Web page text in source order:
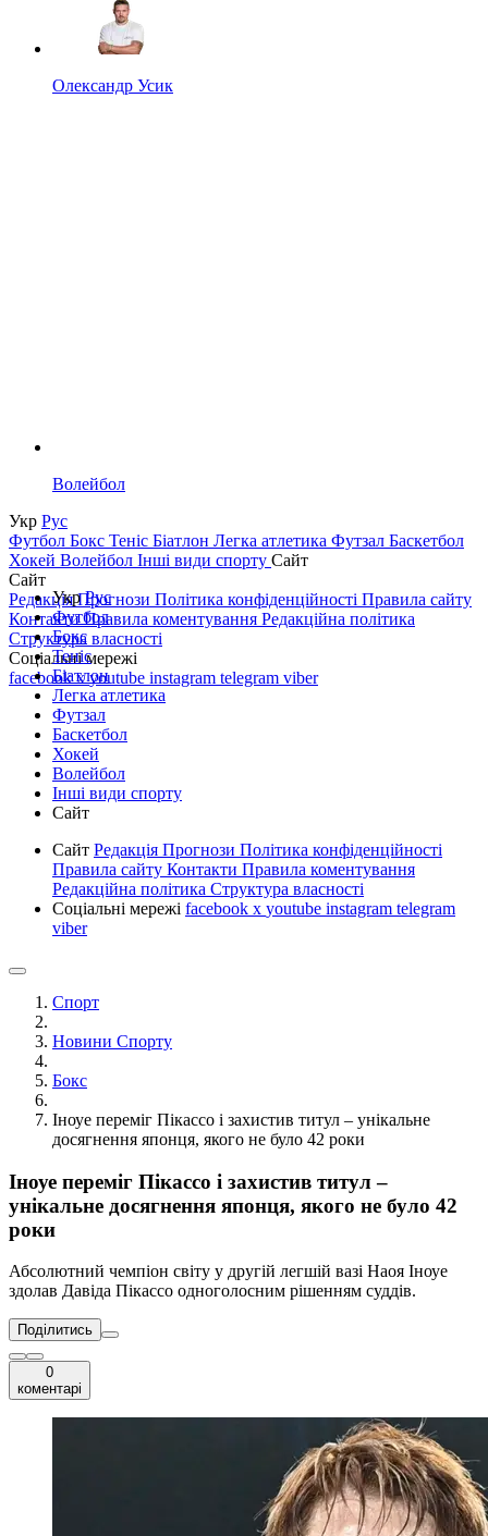
Олександр Усик
Волейбол
Укр Рус
Футбол Бокс Теніс Біатлон Легка атлетика Футзал Баскетбол
Хокей Волейбол Інші види спорту Сайт
Сайт
РедакціяПрогнози Політика конфіденційності Правила сайту
КонтактиПравила коментування Редакційна політика
Структура власності
Соціальні мережі
facebookxyoutube instagram telegram viber
УкрРус
Футбол
Бокс
Теніс
Біатлон
Легка атлетика
Футзал
Баскетбол
Хокей
Волейбол
Інші види спорту
Сайт
Сайт Редакція Прогнози Політика конфіденційності
Правила сайту Контакти Правила коментування
Редакційна політика Структура власності
Соціальні мережі facebook x youtube instagram telegram
viber
Спорт
Новини Спорту
Бокс
Іноуе переміг Пікассо і захистив титул – унікальне
досягнення японця, якого не було 42 роки
Іноуе переміг Пікассо і захистив титул –
унікальне досягнення японця, якого не було 42
роки
Абсолютний чемпіон світу у другій легшій вазі Наоя Іноуе
здолав Давіда Пікассо одноголосним рішенням суддів.
Поділитись
0
коментарі